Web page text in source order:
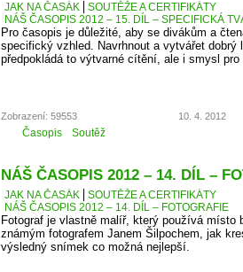
JAK NA ČASÁK
SOUTĚŽE A CERTIFIKÁTY
NÁŠ ČASOPIS 2012 – 15. DÍL – SPECIFICKÁ
Pro časopis je důležité, aby se divákům a
specifický vzhled. Navrhnout a vytvářet dobrý
předpokládá to výtvarné cítění, ale i smysl pro
Zobrazení: 59553 10. 4. 2012
Časopis Soutěž
NÁŠ ČASOPIS 2012 – 14. DÍL –
JAK NA ČASÁK
SOUTĚŽE A CERTIFIKÁTY
NÁŠ ČASOPIS 2012 – 14. DÍL – FOTOGRAFIE
Fotograf je vlastně malíř, který používá místo
známým fotografem Janem Šilpochem, jak
výsledný snímek co možná nejlepší.